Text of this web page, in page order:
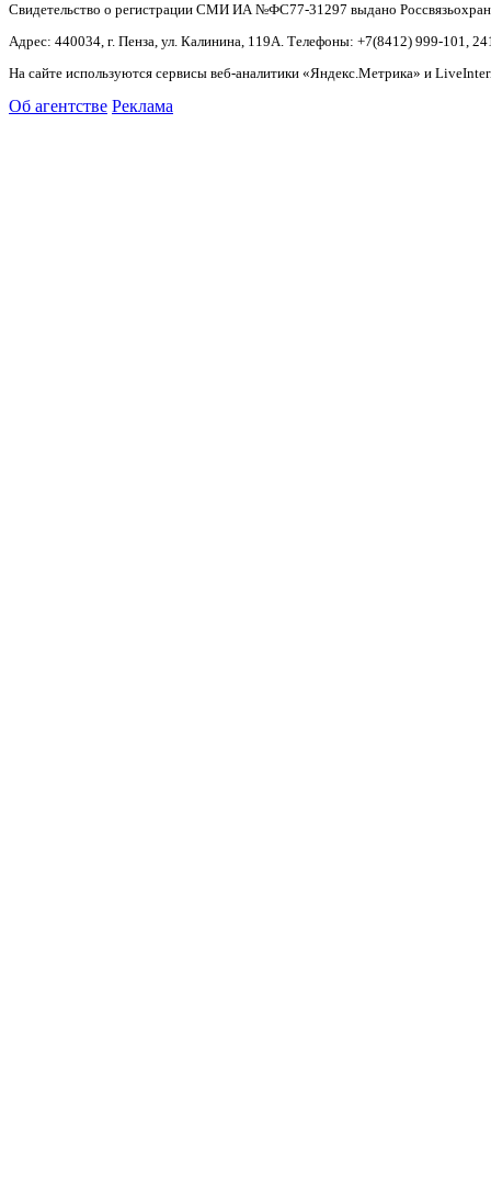
Свидетельство о регистрации СМИ ИА №ФС77-31297 выдано
Адрес: 440034, г. Пенза, ул. Калинина, 119А. Телефоны: +7(8412) 999-101,
На сайте используются сервисы веб-аналитики «Яндекс.Метрика» и
Об агентстве Реклама